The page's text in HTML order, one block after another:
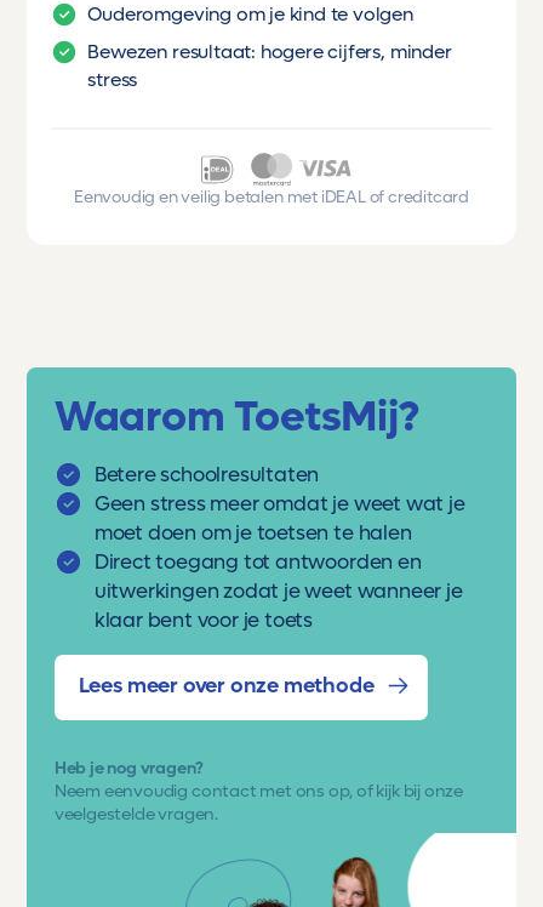
Ouderomgeving om je kind te volgen
Bewezen resultaat: hogere cijfers, minder
stress
Eenvoudig en veilig betalen met iDEAL of creditcard
Waarom ToetsMij?
Betere schoolresultaten
Geen stress meer omdat je weet wat je
moet doen om je toetsen te halen
Direct toegang tot antwoorden en
uitwerkingen zodat je weet wanneer je
klaar bent voor je toets
Lees meer over onze methode
Heb je nog vragen?
Neem eenvoudig contact met ons op, of kijk bij onze
veelgestelde vragen.